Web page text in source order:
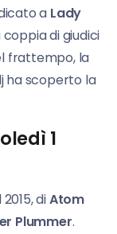
a Lady
di giudici
frattempo, la
ha scoperto la
1
diAtom
Plummer.